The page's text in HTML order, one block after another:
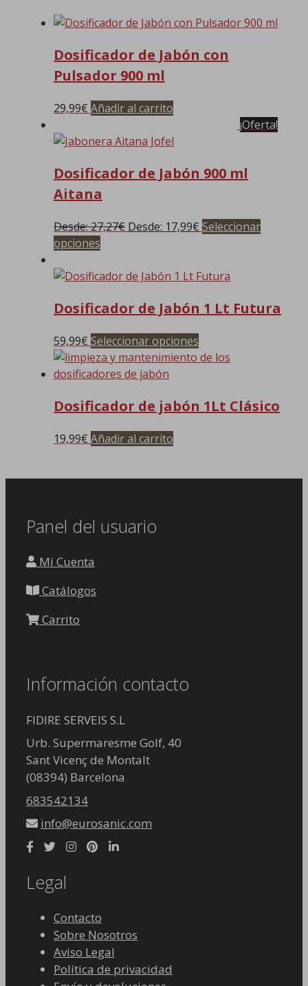
Dosificador de Jabón con
Pulsador 900 ml
29,99€ Añadir al carrito
¡Oferta!
Dosificador de Jabón 900 ml
Aitana
Desde:27,27€ Desde: 17,99€ Seleccionar
opciones
tiene
variantes.
opciones
se
pueden
en
página
Dosificador de Jabón 1 Lt Futura
59,99€ Seleccionar opciones
producto
variantes.
Dosificador de jabón 1Lt Clásico
19,99€ Añadir al carrito
Panel del usuario
Mi Cuenta
Catálogos
Carrito
Información contacto
FIDIRE SERVEIS S.L
Urb. Supermaresme Golf, 40
Sant Vicenç de Montalt
(08394) Barcelona
683542134
info@eurosanic.com
Legal
Contacto
Sobre Nosotros
Aviso Legal
Política de privacidad